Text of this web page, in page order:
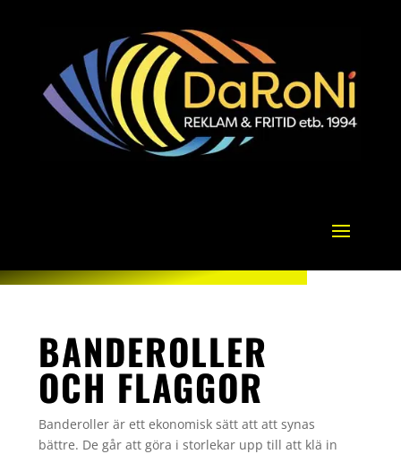
BANDEROLLER
OCH FLAGGOR
Banderoller är ett ekonomisk sätt att att synas
bättre. De går att göra i storlekar upp till att klä in